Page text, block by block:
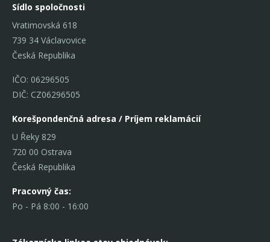
Sídlo spoločnosti
Vratimovská 618
739 34 Václavovice
Česká Republika
IČO: 06296505
DIČ: CZ06296505
Korešpondenčná adresa / Príjem reklamácií
U Řeky 829
720 00 Ostrava
Česká Republika
Pracovný čas:
Po - Pá 8:00 - 16:00